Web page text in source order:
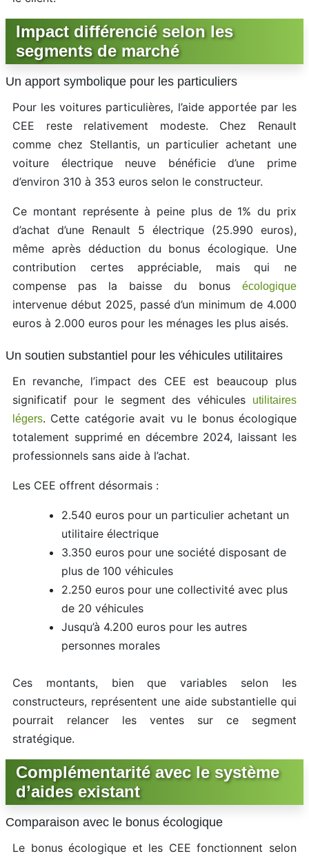
Impact différencié selon les
segments de marché
Un apport symbolique pour les particuliers
Pour les voitures particulières, l’aide apportée par les
CEE reste relativement modeste. Chez Renault
comme chez Stellantis, un particulier achetant une
voiture électrique neuve bénéficie d’une prime
d’environ 310 à 353 euros selon le constructeur.
Ce montant représente à peine plus de 1% du prix
d’achat d’une Renault 5 électrique (25.990 euros),
même après déduction du bonus écologique. Une
contribution certes appréciable, mais qui ne
compense pas la baisse du bonus écologique
intervenue début 2025, passé d’un minimum de 4.000
euros à 2.000 euros pour les ménages les plus aisés.
Un soutien substantiel pour les véhicules utilitaires
En revanche, l’impact des CEE est beaucoup plus
significatif pour le segment des véhicules
utilitaires
légers. Cette catégorie avait vu le bonus écologique
totalement supprimé en décembre 2024, laissant les
professionnels sans aide à l’achat.
Les CEE offrent désormais :
2.540 euros pour un particulier achetant un
utilitaire électrique
3.350 euros pour une société disposant de
plus de 100 véhicules
2.250 euros pour une collectivité avec plus
de 20 véhicules
Jusqu’à 4.200 euros pour les autres
personnes morales
Ces montants, bien que variables selon les
constructeurs, représentent une aide substantielle qui
pourrait relancer les ventes sur ce segment
stratégique.
Complémentarité avec le système
d’aides existant
Comparaison avec le bonus écologique
Le bonus écologique et les CEE fonctionnent selon